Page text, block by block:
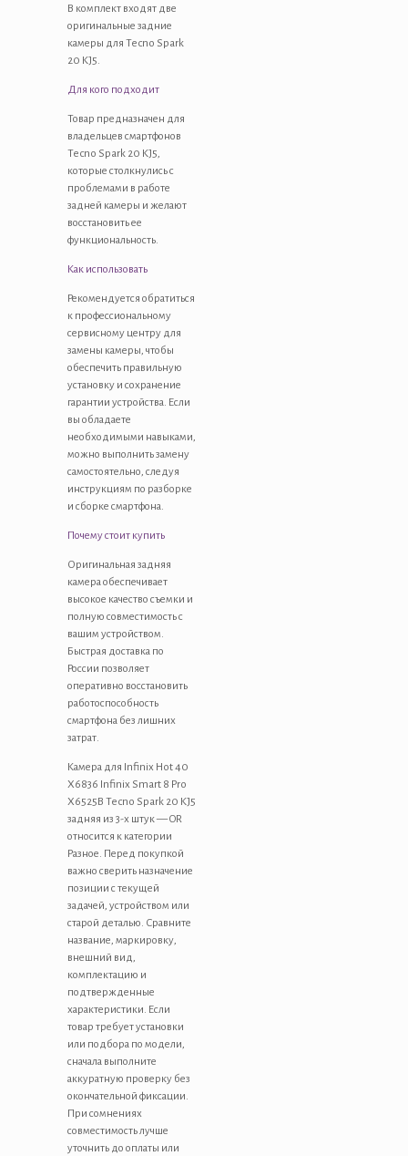
В комплект входят две
оригинальные задние
камеры для Tecno Spark
20 KJ5.
Для кого подходит
Товар предназначен для
владельцев смартфонов
Tecno Spark 20 KJ5,
которые столкнулись с
проблемами в работе
задней камеры и желают
восстановить ее
функциональность.
Как использовать
Рекомендуется обратиться
к профессиональному
сервисному центру для
замены камеры, чтобы
обеспечить правильную
установку и сохранение
гарантии устройства. Если
вы обладаете
необходимыми навыками,
можно выполнить замену
самостоятельно, следуя
инструкциям по разборке
и сборке смартфона.
Почему стоит купить
Оригинальная задняя
камера обеспечивает
высокое качество съемки и
полную совместимость с
вашим устройством.
Быстрая доставка по
России позволяет
оперативно восстановить
работоспособность
смартфона без лишних
затрат.
Камера для Infinix Hot 40
X6836 Infinix Smart 8 Pro
X6525B Tecno Spark 20 KJ5
задняя из 3-х штук — OR
относится к категории
Разное. Перед покупкой
важно сверить назначение
позиции с текущей
задачей, устройством или
старой деталью. Сравните
название, маркировку,
внешний вид,
комплектацию и
подтвержденные
характеристики. Если
товар требует установки
или подбора по модели,
сначала выполните
аккуратную проверку без
окончательной фиксации.
При сомнениях
совместимость лучше
уточнить до оплаты или